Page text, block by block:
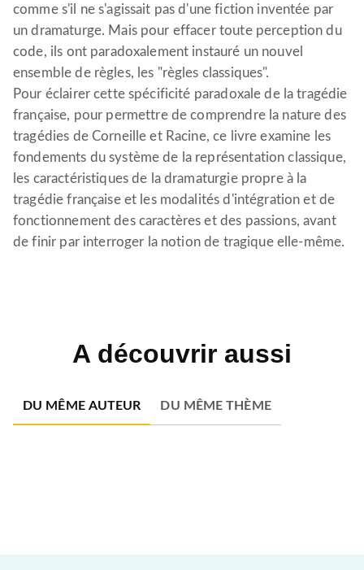
comme s'il ne s'agissait pas d'une fiction inventée par
un dramaturge. Mais pour effacer toute perception du
code, ils ont paradoxalement instauré un nouvel
ensemble de règles, les "règles classiques".
Pour éclairer cette spécificité paradoxale de la tragédie
française, pour permettre de comprendre la nature des
tragédies de Corneille et Racine, ce livre examine les
fondements du système de la représentation classique,
les caractéristiques de la dramaturgie propre à la
tragédie française et les modalités d'intégration et de
fonctionnement des caractères et des passions, avant
de finir par interroger la notion de tragique elle-même.
A découvrir aussi
DU MÊME AUTEUR DU MÊME THÈME